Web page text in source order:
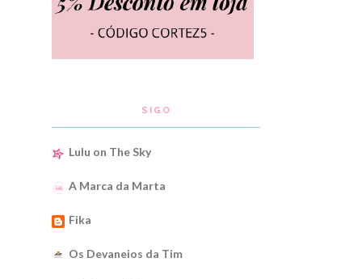
SIGO
Lulu on The Sky
A Marca da Marta
Fika
Os Devaneios da Tim